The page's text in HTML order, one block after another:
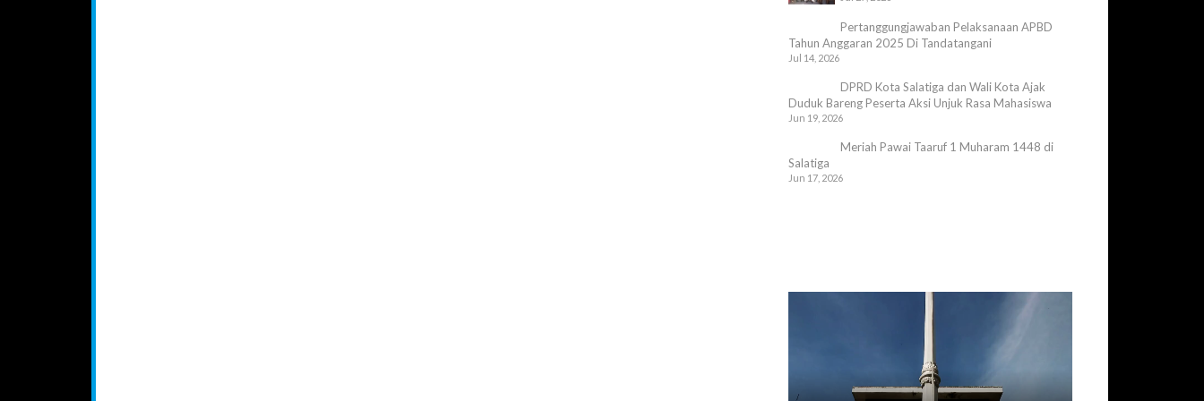
Pertanggungjawaban Pelaksanaan APBD
Tahun Anggaran 2025 Di Tandatangani
Jul 14, 2026
DPRD Kota Salatiga dan Wali Kota Ajak
Duduk Bareng Peserta Aksi Unjuk Rasa Mahasiswa
Jun 19, 2026
Meriah Pawai Taaruf 1 Muharam 1448 di
Salatiga
Jun 17, 2026